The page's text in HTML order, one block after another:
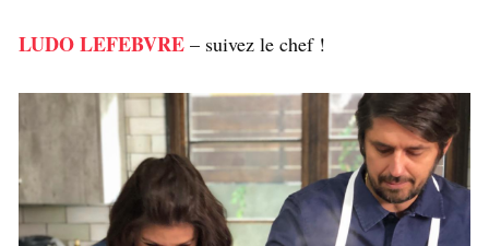
LUDO LEFEBVRE – suivez le chef !